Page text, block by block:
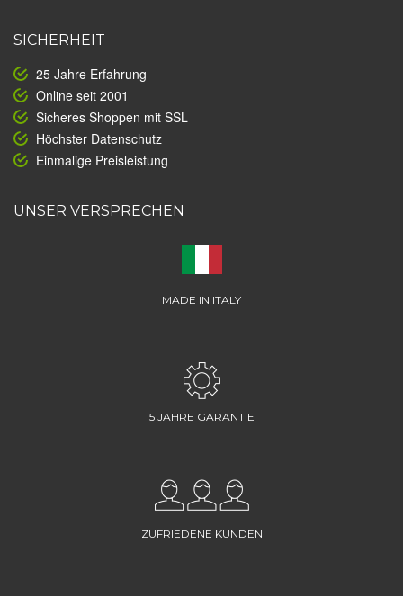
SICHERHEIT
25 Jahre Erfahrung
Online seit 2001
Sicheres Shoppen mit SSL
Höchster Datenschutz
Einmalige Preisleistung
UNSER VERSPRECHEN
MADE IN ITALY
5 JAHRE GARANTIE
ZUFRIEDENE KUNDEN